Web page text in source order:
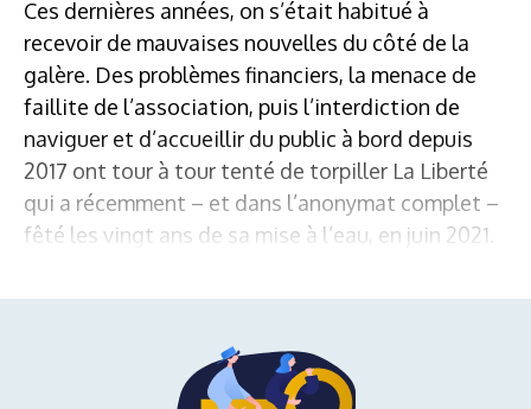
Ces dernières années, on s’était habitué à
recevoir de mauvaises nouvelles du côté de la
galère. Des problèmes financiers, la menace de
faillite de l’association, puis l’interdiction de
naviguer et d’accueillir du public à bord depuis
2017 ont tour à tour tenté de torpiller La Liberté
qui a récemment – et dans l’anonymat complet –
fêté les vingt ans de sa mise à l’eau, en juin 2021.